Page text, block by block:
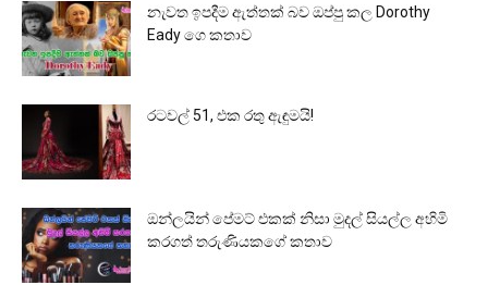
නැවත ඉපදීම ඇත්තක් බව ඔප්පු කල Dorothy
Eady ගෙ කතාව
රටවල් 51, එක රතු ඇඳුමයි!
ඔන්ලයින් පේමට් එකක් නිසා මුදල් සියල්ල අහිමි
කරගත් තරුණියකගේ කතාව